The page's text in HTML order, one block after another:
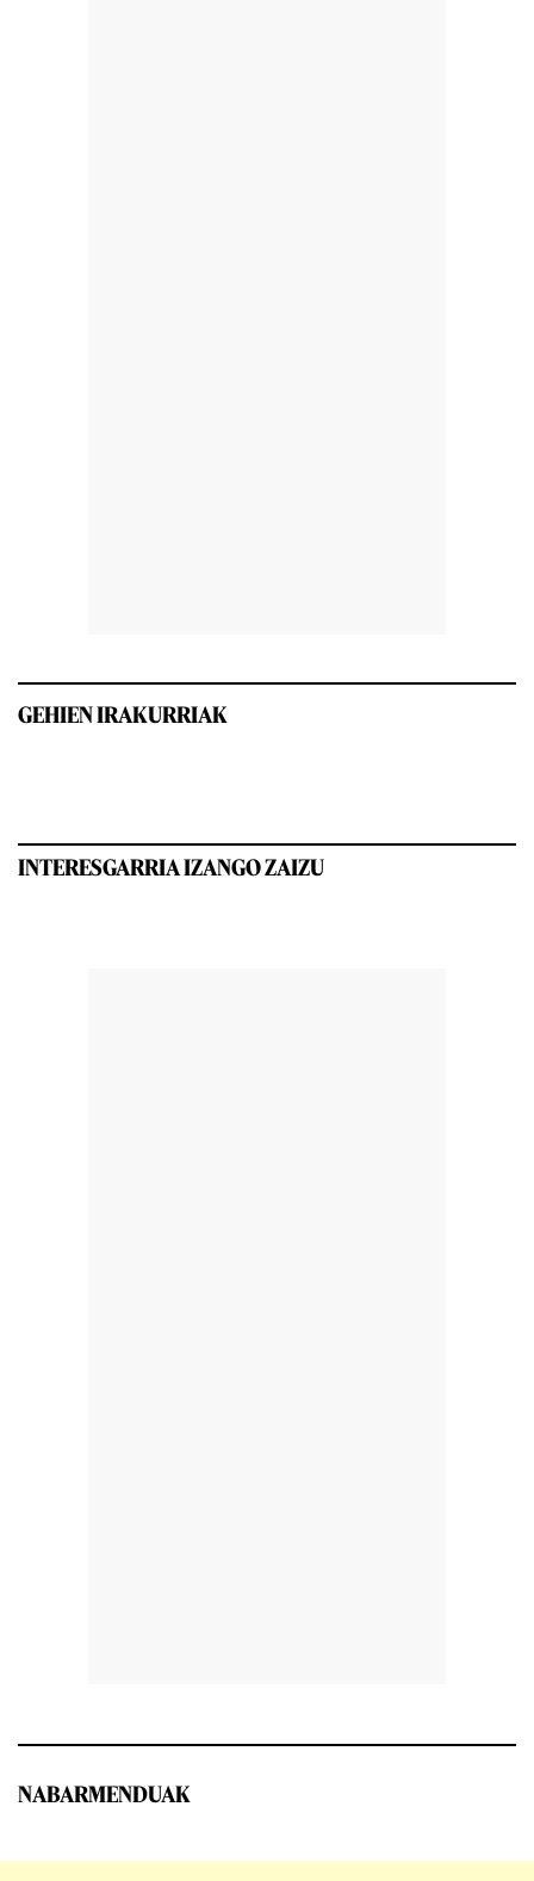
GEHIEN IRAKURRIAK
INTERESGARRIA IZANGO ZAIZU
NABARMENDUAK